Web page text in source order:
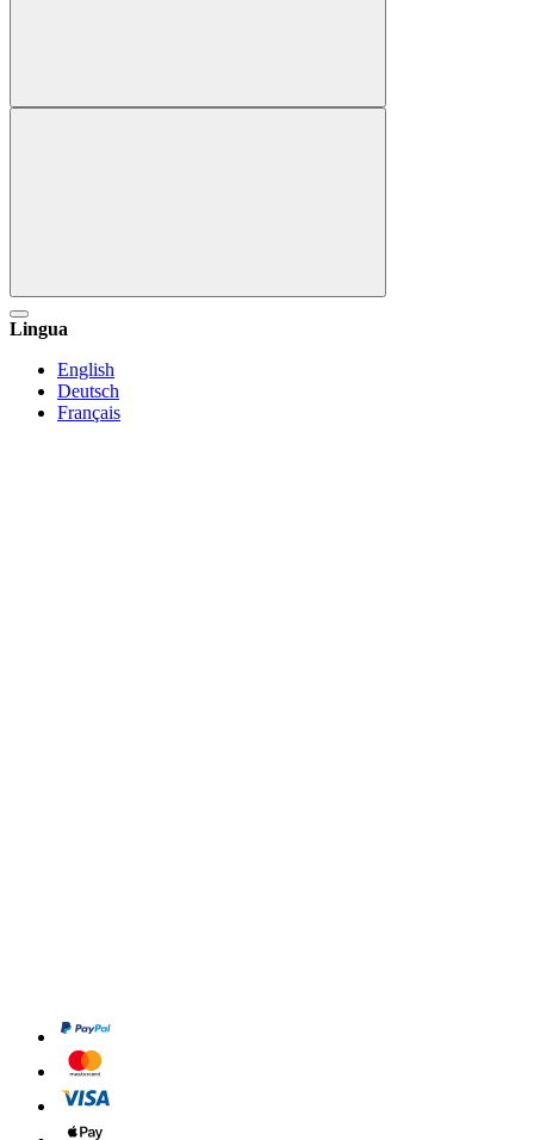
Lingua
English
Deutsch
Français